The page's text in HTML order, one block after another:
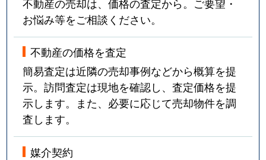
お悩み等をご相談ください。
不動産の価格を査定
簡易査定は近隣の売却事例などから概算を提
示。訪問査定は現地を確認し、査定価格を提
示します。また、必要に応じて売却物件を調
査します。
媒介契約